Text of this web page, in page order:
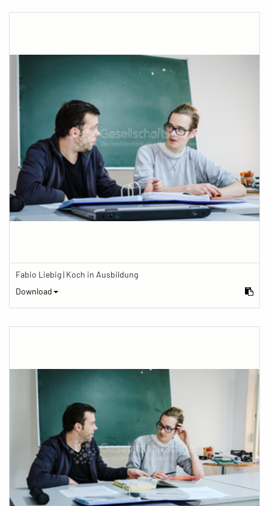
Fabio Liebig | Koch in Ausbildung
Download